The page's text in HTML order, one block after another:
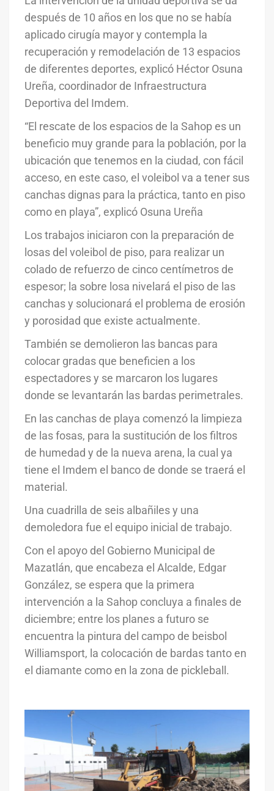
después de 10 años en los que no se había
aplicado cirugía mayor y contempla la
recuperación y remodelación de 13 espacios
de diferentes deportes, explicó Héctor Osuna
Ureña, coordinador de Infraestructura
Deportiva del Imdem.
“El rescate de los espacios de la Sahop es un
beneficio muy grande para la población, por la
ubicación que tenemos en la ciudad, con fácil
acceso, en este caso, el voleibol va a tener sus
canchas dignas para la práctica, tanto en piso
como en playa”, explicó Osuna Ureña
Los trabajos iniciaron con la preparación de
losas del voleibol de piso, para realizar un
colado de refuerzo de cinco centímetros de
espesor; la sobre losa nivelará el piso de las
canchas y solucionará el problema de erosión
y porosidad que existe actualmente.
También se demolieron las bancas para
colocar gradas que beneficien a los
espectadores y se marcaron los lugares
donde se levantarán las bardas perimetrales.
En las canchas de playa comenzó la limpieza
de las fosas, para la sustitución de los filtros
de humedad y de la nueva arena, la cual ya
tiene el Imdem el banco de donde se traerá el
material.
Una cuadrilla de seis albañiles y una
demoledora fue el equipo inicial de trabajo.
Con el apoyo del Gobierno Municipal de
Mazatlán, que encabeza el Alcalde, Edgar
González, se espera que la primera
intervención a la Sahop concluya a finales de
diciembre; entre los planes a futuro se
encuentra la pintura del campo de beisbol
Williamsport, la colocación de bardas tanto en
el diamante como en la zona de pickleball.